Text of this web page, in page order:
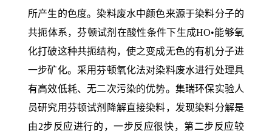
所产生的色度。染料废水中颜色来源于染料分子的
共扼体系，芬顿试剂在酸性条件下生成HO•能够氧
化打破这种共扼结构，使之变成无色的有机分子进
一步矿化。采用芬顿氧化法对染料废水进行处理具
有高效低耗、无二次污染的优势。集瑞环保实验人
员研究用芬顿试剂降解直接染料，发现染料分解是
由2步反应进行的，一步反应很快，第二步反应较